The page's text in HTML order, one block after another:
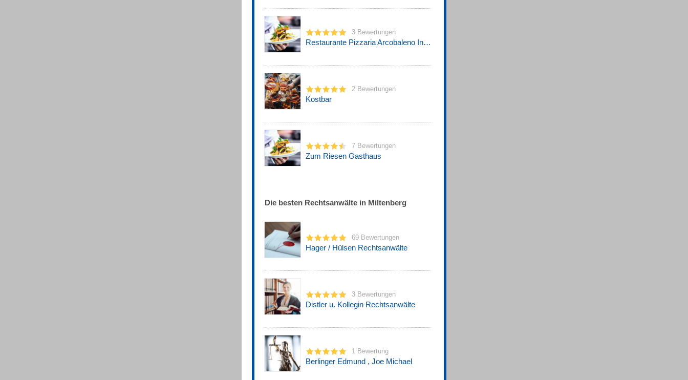
3 Bewertungen
Restaurante Pizzaria Arcobaleno Inh. Ferraro Angelo
2 Bewertungen
Kostbar
7 Bewertungen
Zum Riesen Gasthaus
Die besten Rechtsanwälte in Miltenberg
69 Bewertungen
Hager / Hülsen Rechtsanwälte
3 Bewertungen
Distler u. Kollegin Rechtsanwälte
1 Bewertung
Berlinger Edmund , Joe Michael